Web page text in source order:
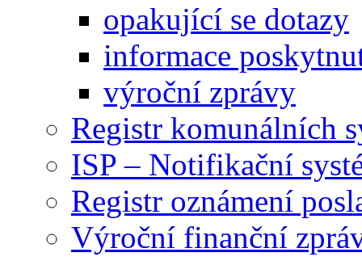
opakující se dotazy
informace
výroční zprávy
Registr komunálních
ISP – Notifikační
Registr oznámení
Výroční finanční